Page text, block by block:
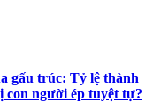
gấu trúc: Tỷ lệ thành
con người ép tuyệt tự?